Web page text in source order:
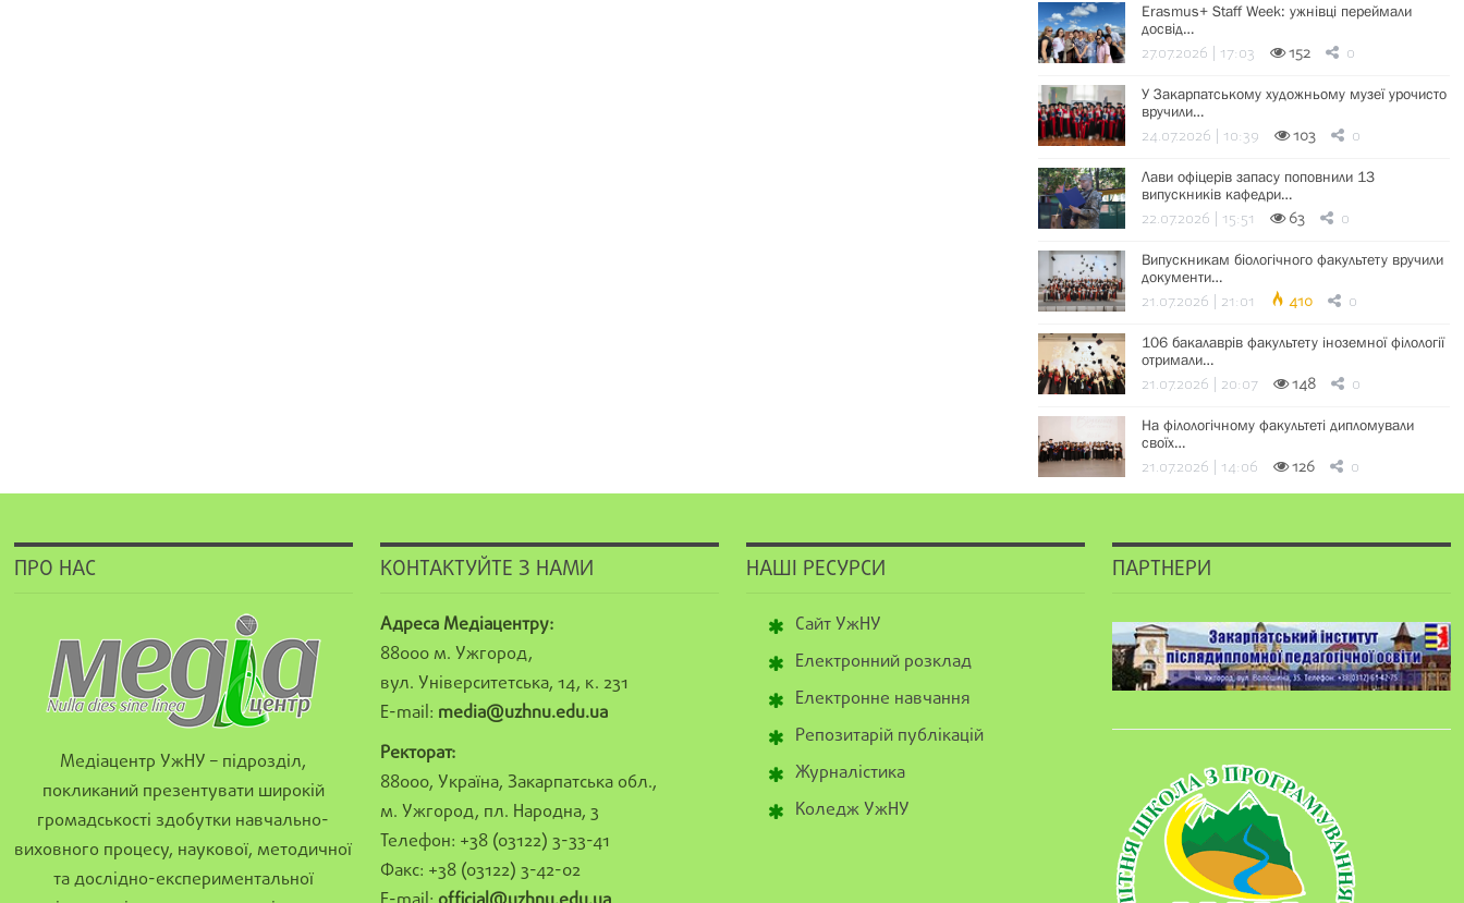
Erasmus+ Staff Week: ужнівці переймали
досвід…
27.07.2026 | 17:03 152 0
У Закарпатському художньому музеї урочисто
вручили…
24.07.2026 | 10:39 103 0
Лави офіцерів запасу поповнили 13
випускників кафедри…
22.07.2026 | 15:51 63 0
Випускникам біологічного факультету вручили
документи…
21.07.2026 | 21:01 410 0
106 бакалаврів факультету іноземної філології
отримали…
21.07.2026 | 20:07 148 0
На філологічному факультеті дипломували
своїх…
21.07.2026 | 14:06 126 0
ПРО НАС
Медіацентр УжНУ – підрозділ,
покликаний презентувати широкій
громадськості здобутки навчально-
виховного процесу, наукової, методичної
та дослідно-експериментальної
КОНТАКТУЙТЕ З НАМИ
Адреса Медіацентру:
88000 м. Ужгород,
вул. Університетська, 14, к. 231
E-mail: media@uzhnu.edu.ua
Ректорат:
88000, Україна, Закарпатська обл.,
м. Ужгород, пл. Народна, 3
Телефон: +38 (03122) 3-33-41
Факс: +38 (03122) 3-42-02
НАШІ РЕСУРСИ
Сайт УжНУ
Електронний розклад
Електронне навчання
Репозитарій публікацій
Журналістика
Коледж УжНУ
ПАРТНЕРИ